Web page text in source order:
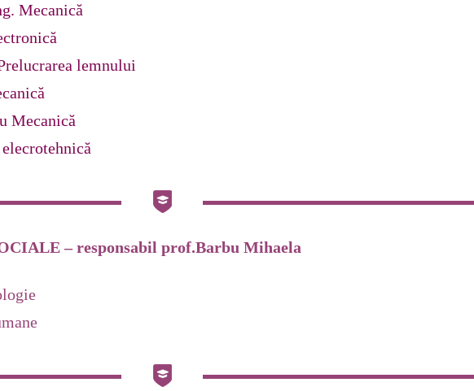
Mecanică
lemnului
Mecanică
– responsabil prof.Barbu Mihaela